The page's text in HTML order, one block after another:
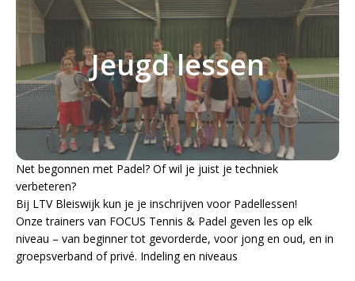
Jeugd lessen
Net begonnen met Padel? Of wil je juist je techniek
verbeteren?
Bij LTV Bleiswijk kun je je inschrijven voor Padellessen!
Onze trainers van FOCUS Tennis & Padel geven les op elk
niveau – van beginner tot gevorderde, voor jong en oud, en in
groepsverband of privé. Indeling en niveaus